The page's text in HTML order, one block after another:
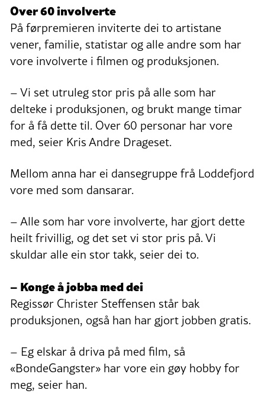
Over 60 involverte
På førpremieren inviterte dei to artistane
vener, familie, statistar og alle andre som har
vore involverte i filmen og produksjonen.
– Vi set utruleg stor pris på alle som har
delteke i produksjonen, og brukt mange timar
for å få dette til. Over 60 personar har vore
med, seier Kris Andre Drageset.
Mellom anna har ei dansegruppe frå Loddefjord
vore med som dansarar.
– Alle som har vore involverte, har gjort dette
heilt frivillig, og det set vi stor pris på. Vi
skuldar alle ein stor takk, seier dei to.
– Konge å jobba med dei
Regissør Christer Steffensen står bak
produksjonen, også han har gjort jobben gratis.
– Eg elskar å driva på med film, så
«BondeGangster» har vore ein gøy hobby for
meg, seier han.